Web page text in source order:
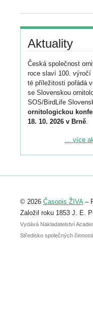
Aktuality
Česká společnost
roce slaví 100. výročí
té příležitosti pořádá
se Slovenskou
SOS/BirdLife
ornitologickou
18. 10. 2026 v Brně.
Podrobnější
Registrovat se
abstraktu přihlášené
posteru je už 30.
... více
© 2026 Časopis ŽIVA–
Založil roku 1853 J. E.
Vydává Nakladatelství
Středisko společných